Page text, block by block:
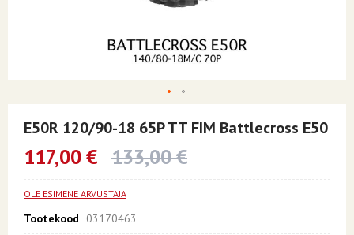
beginning
images
E50R 120/90-18 65P TT FIM Battlecross E50
117,00 € 133,00 €
OLE ESIMENE ARVUSTAJA
Tootekood 03170463